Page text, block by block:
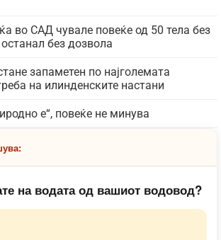
во САД чувале повеќе од 50 тела без
без дозвола
запаметен по најголемата
на илинденските настани
е“, повеќе не минува
на водата од вашиот водовод?